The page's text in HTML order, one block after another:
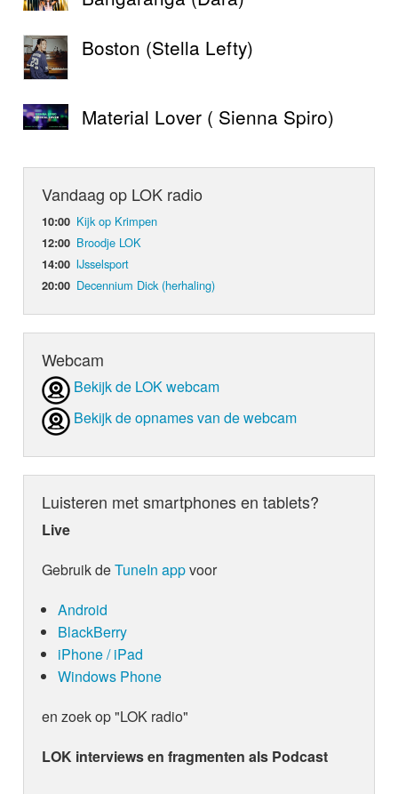
Boston (Stella Lefty)
Material Lover ( Sienna Spiro)
Vandaag op LOK radio
10:00 Kijk op Krimpen
12:00 Broodje LOK
14:00 IJsselsport
20:00 Decennium Dick (herhaling)
Webcam
Bekijk de LOK webcam
Bekijk de opnames van de webcam
Luisteren met smartphones en tablets?
Live
Gebruik deTuneIn appvoor
Android
BlackBerry
iPhone / iPad
Windows Phone
en zoek op "LOK radio"
LOK interviews en fragmenten als Podcast